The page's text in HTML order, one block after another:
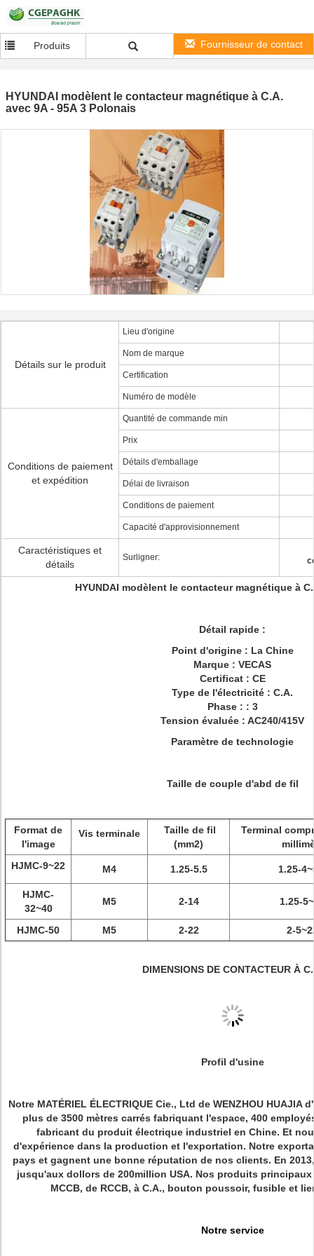
Produits Fournisseur de contact
HYUNDAI modèlent le contacteur magnétique à C.A.
avec 9A - 95A 3 Polonais
Détails sur le produit
Lieu d'origine
Nom de marque
Certification
Numéro de modèle
Conditions de paiement
et expédition
Quantité de commande min
Prix
Détails d'emballage
Délai de livraison
Conditions de paiement
Capacité d'approvisionnement
Caractéristiques et
détails
Surligner:
HYUNDAI modèlent le contacteur magnétique à
Détail rapide :
Point d'origine : La Chine
Marque : VECAS
Certificat : CE
Type de l'électricité : C.A.
Phase : : 3
Tension évaluée : AC240/415V
Paramètre de technologie
Taille de couple d'abd de fil
Format de
l'image
Vis terminale
Taille de fil
(mm2)
Terminal
HJMC-9~22
M4 1.25-5.5 1.25-
HJMC-
32~40
M5 2-14 1.25-
HJMC-50 M5 2-22 2-
DIMENSIONS DE CONTACTEUR À
Profil d'usine
Notre MATÉRIEL ÉLECTRIQUE Cie., Ltd de WENZHOU HUAJIA
plus de 3500 mètres carrés fabriquant l'espace, 400
fabricant du produit électrique industriel en Chine. Et
d'expérience dans la production et l'exportation. Notre
pays et gagnent une bonne réputation de nos clients. En
jusqu'aux dollors de 200million USA. Nos produits
MCCB, de RCCB, à C.A., bouton poussoir, fusible et
Notre service